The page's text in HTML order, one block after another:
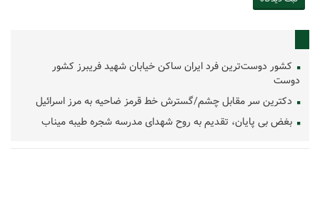
کشور دوست‌ترین فرد ایران ساکن خیابان شهید فریبرز کشور
دوست
دکترین سر مقابل چشم/گسترش خط قرمز ضاحیه به مرز اسرائیل
بغض بی پایان، تقدیم به روح شهدای مدرسه شجره طیبه میناب